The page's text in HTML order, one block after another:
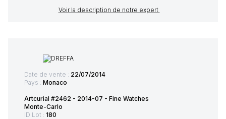
Voir la description de notre expert
Date de vente : 22/07/2014
Pays : Monaco
Artcurial #2462 - 2014-07 - Fine Watches
Monte-Carlo
ID Lot : 180